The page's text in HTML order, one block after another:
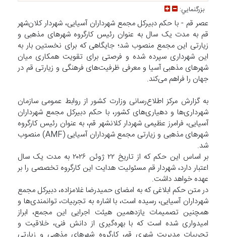
بزرگنمايي:
عصر قم - با حکم دبیرکل مجمع شهرداران آسیایی، شهردار کلان‌شهر
قم به مدت یک سال به عنوان رئیس کارگروه شهرهای مذهبی و
زیارتی این مجمع منصوب شد؛ جایگاهی که برای نخستین بار به
این شهرداری سپرده شده و فرصتی برای تقویت همکاری میان
شهرهای مذهبی آسیا و معرفی ظرفیت‌های فرهنگی و زیارتی قم در
جهان را فراهم می‌کند.
به گزارش مرکز اطلاع‌رسانی وزارت کشور از روابط عمومی سازمان
شهرداری‌ها و دهیاری‌های کشور، با حکم دبیرکل مجمع شهرداران
آسیایی، فرامرز عظیمی شهردار کلانشهر قم، به عنوان رئیس کارگروه
شهرهای مذهبی و زیارتی مجمع شهرداران آسیایی (AMF) منصوب
شد.
بر اساس این حکم که از تاریخ ۲۲ ژوئن ۲۰۲۶ به مدت یک سال
اعتبار دارد، شهردار قم مسئولیت هدایت این کارگروه تخصصی را بر
عهده خواهد داشت.
در متن حکم ابلاغی که به امضای حمیدرضا غلامزاده، دبیرکل مجمع
شهرداران آسیایی، رسیده است، با اشاره به تجربیات، توانمندی‌ها و
همچنین تصمیمات یازدهمین هیئت اجرایی این مجمع، ابراز
امیدواری شده است که با بهره‌گیری از دانش فنی، خلاقیت و